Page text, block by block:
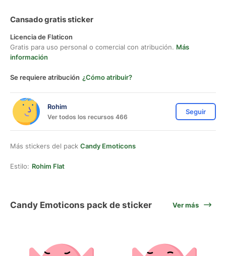
Cansado gratis sticker
Licencia de Flaticon
Gratis para uso personal o comercial con atribución. Más
información
Se requiere atribución ¿Cómo atribuir?
Rohim
Ver todos los recursos 466
Seguir
Más stickers del pack Candy Emoticons
Estilo: Rohim Flat
Candy Emoticons pack de sticker Ver más